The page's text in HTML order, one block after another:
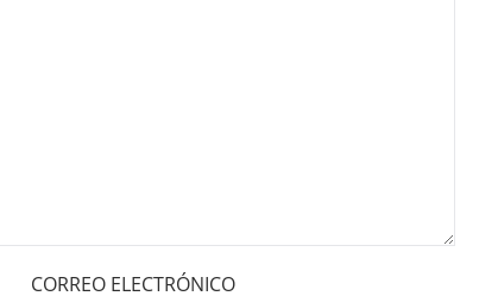
CORREO ELECTRÓNICO